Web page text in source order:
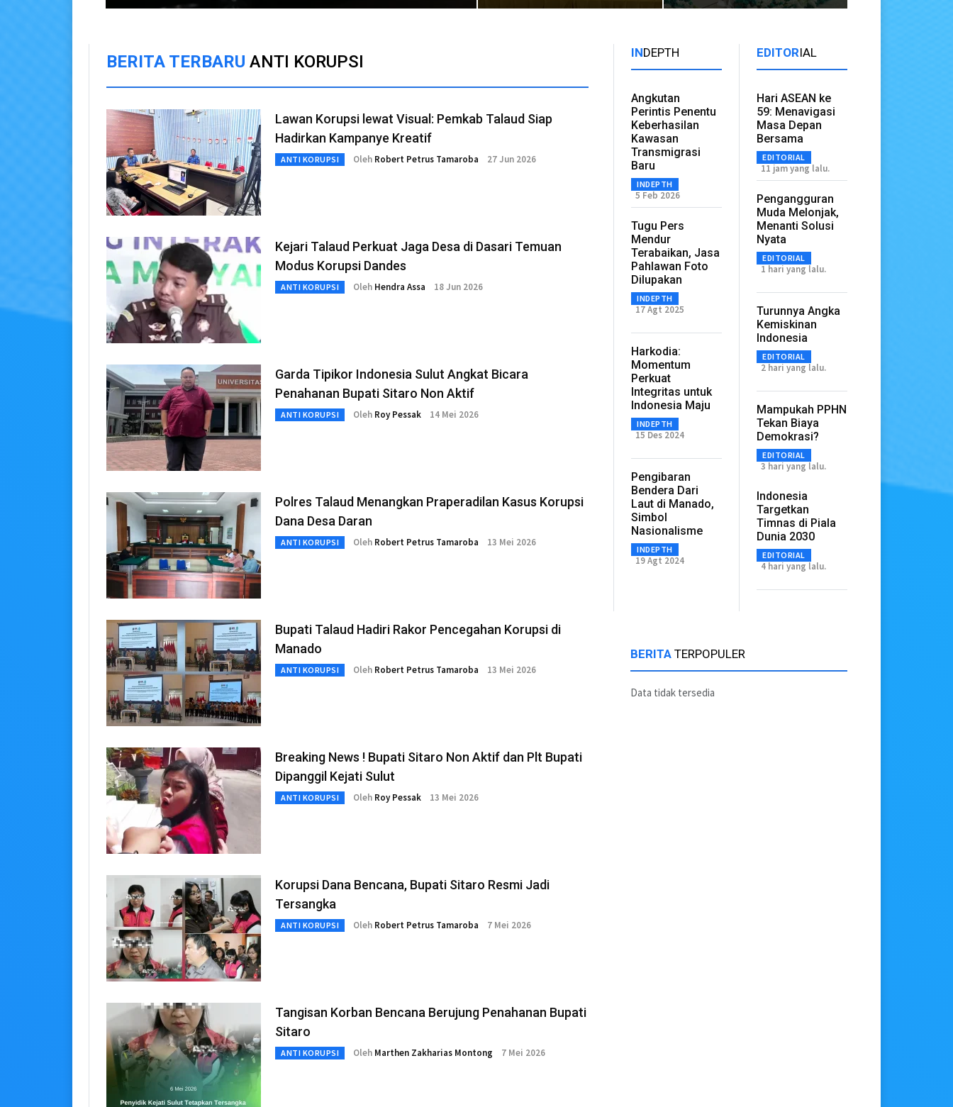
BERITA TERBARU ANTI KORUPSI
Lawan Korupsi lewat Visual: Pemkab Talaud Siap
Hadirkan Kampanye Kreatif
ANTI KORUPSI Oleh Robert Petrus Tamaroba 27 Jun 2026
Kejari Talaud Perkuat Jaga Desa di Dasari Temuan
Modus Korupsi Dandes
ANTI KORUPSI Oleh Hendra Assa 18 Jun 2026
Garda Tipikor Indonesia Sulut Angkat Bicara
Penahanan Bupati Sitaro Non Aktif
ANTI KORUPSI Oleh Roy Pessak 14 Mei 2026
Polres Talaud Menangkan Praperadilan Kasus Korupsi
Dana Desa Daran
ANTI KORUPSI Oleh Robert Petrus Tamaroba 13 Mei 2026
Bupati Talaud Hadiri Rakor Pencegahan Korupsi di
Manado
ANTI KORUPSI Oleh Robert Petrus Tamaroba 13 Mei 2026
Breaking News ! Bupati Sitaro Non Aktif dan Plt Bupati
Dipanggil Kejati Sulut
ANTI KORUPSI Oleh Roy Pessak 13 Mei 2026
Korupsi Dana Bencana, Bupati Sitaro Resmi Jadi
Tersangka
ANTI KORUPSI Oleh Robert Petrus Tamaroba 7 Mei 2026
Tangisan Korban Bencana Berujung Penahanan Bupati
Sitaro
ANTI KORUPSI Oleh Marthen Zakharias Montong 7 Mei 2026
INDEPTH
Angkutan
Perintis Penentu
Keberhasilan
Kawasan
Transmigrasi
Baru
INDEPTH
5 Feb 2026
Tugu Pers
Mendur
Terabaikan, Jasa
Pahlawan Foto
Dilupakan
INDEPTH
17 Agt 2025
Harkodia:
Momentum
Perkuat
Integritas untuk
Indonesia Maju
INDEPTH
15 Des 2024
Pengibaran
Bendera Dari
Laut di Manado,
Simbol
Nasionalisme
INDEPTH
19 Agt 2024
EDITORIAL
Hari ASEAN ke
59: Menavigasi
Masa Depan
Bersama
EDITORIAL
11 jam yang lalu.
Pengangguran
Muda Melonjak,
Menanti Solusi
Nyata
EDITORIAL
1 hari yang lalu.
Turunnya Angka
Kemiskinan
Indonesia
EDITORIAL
2 hari yang lalu.
Mampukah PPHN
Tekan Biaya
Demokrasi?
EDITORIAL
3 hari yang lalu.
Indonesia
Targetkan
Timnas di Piala
Dunia 2030
EDITORIAL
4 hari yang lalu.
BERITATERPOPULER
Data tidak tersedia